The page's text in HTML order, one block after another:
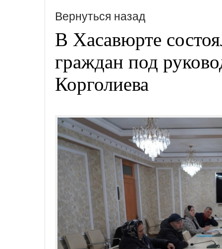
Вернуться назад
В Хасавюрте
граждан под
Корголиева